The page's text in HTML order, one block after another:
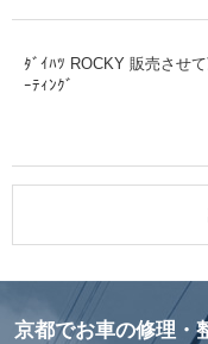
ﾀﾞｲﾊﾂ ROCKY 販売させ
ｰﾃｨﾝｸﾞ
京都でお車の修理・